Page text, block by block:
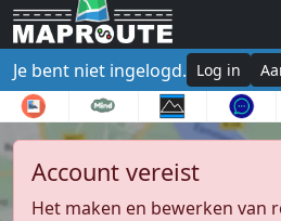
Je bent niet ingelogd. Log in
Account vereist
Het maken en bewerken van